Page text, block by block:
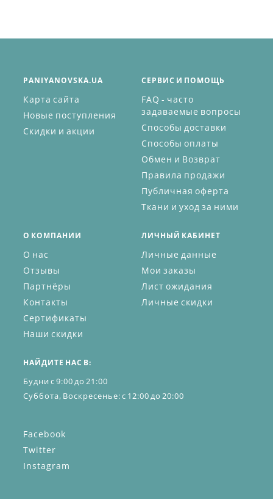
PANIYANOVSKA.UA
Карта сайта
Новые поступления
Скидки и акции
СЕРВИС И ПОМОЩЬ
FAQ - часто
задаваемые вопросы
Способы доставки
Способы оплаты
Обмен и Возврат
Правила продажи
Публичная оферта
Ткани и уход за ними
О КОМПАНИИ
О нас
Отзывы
Партнёры
Контакты
Сертификаты
Наши скидки
ЛИЧНЫЙ КАБИНЕТ
Личные данные
Мои заказы
Лист ожидания
Личные скидки
НАЙДИТЕ НАС В:
Будни с 9:00 до 21:00
Суббота, Воскресенье: с 12:00 до 20:00
Facebook
Twitter
Instagram